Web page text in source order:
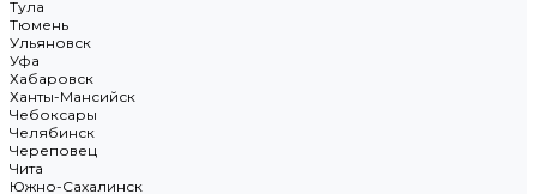
Тула
Тюмень
Ульяновск
Уфа
Хабаровск
Ханты-Мансийск
Чебоксары
Челябинск
Череповец
Чита
Южно-Сахалинск